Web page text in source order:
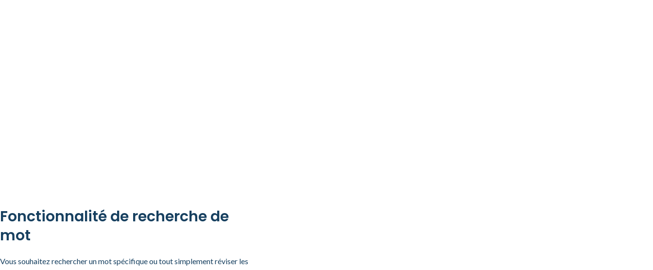
Fonctionnalité de recherche de
mot
Vous souhaitez rechercher un mot spécifique ou tout simplement réviser les